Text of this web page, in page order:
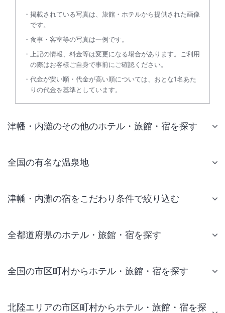
掲載されている写真は、旅館・ホテルから提供された画像
です。
食事・客室等の写真は一例です。
上記の情報、料金等は変更になる場合があります。ご利用
の際はお客様ご自身で事前にご確認ください。
代金が安い順・代金が高い順については、おとな1名あた
りの代金を基準としています。
津幡・内灘のその他のホテル・旅館・宿を探す
全国の有名な温泉地
津幡・内灘の宿をこだわり条件で絞り込む
全都道府県のホテル・旅館・宿を探す
全国の市区町村からホテル・旅館・宿を探す
北陸エリアの市区町村からホテル・旅館・宿を探